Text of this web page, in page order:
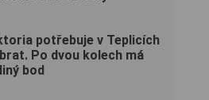
potřebuje v Teplicích
Po dvou kolech má
bod